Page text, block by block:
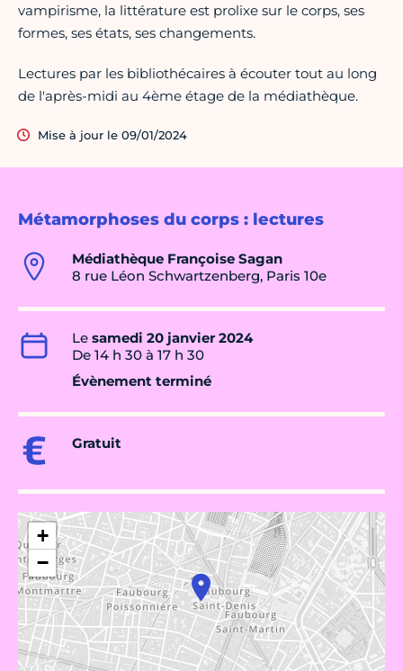
Métamorphoses du corps : lectures
Médiathèque Françoise Sagan
8 rue Léon Schwartzenberg, Paris 10e
Le samedi 20 janvier 2024
De 14 h 30 à 17 h 30
Évènement terminé
Gratuit
+
−
vampirisme, la littérature est prolixe sur le corps, ses
formes, ses états, ses changements.
Lectures par les bibliothécaires à écouter tout au long
de l'après-midi au 4ème étage de la médiathèque.
Mise à jour le 09/01/2024